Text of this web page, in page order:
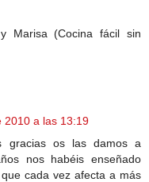
Marisa (Cocina fácil sin
2010 a las 13:19
gracias os las damos a
nos habéis enseñado
cada vez afecta a más